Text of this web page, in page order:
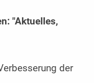
"Aktuelles,
der